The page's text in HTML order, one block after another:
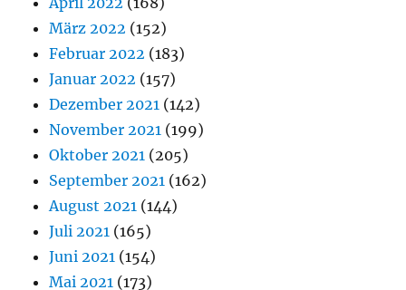
März 2022 (152)
Februar 2022 (183)
Januar 2022 (157)
Dezember 2021 (142)
November 2021 (199)
Oktober 2021 (205)
September 2021 (162)
August 2021 (144)
Juli 2021 (165)
Juni 2021 (154)
Mai 2021 (173)